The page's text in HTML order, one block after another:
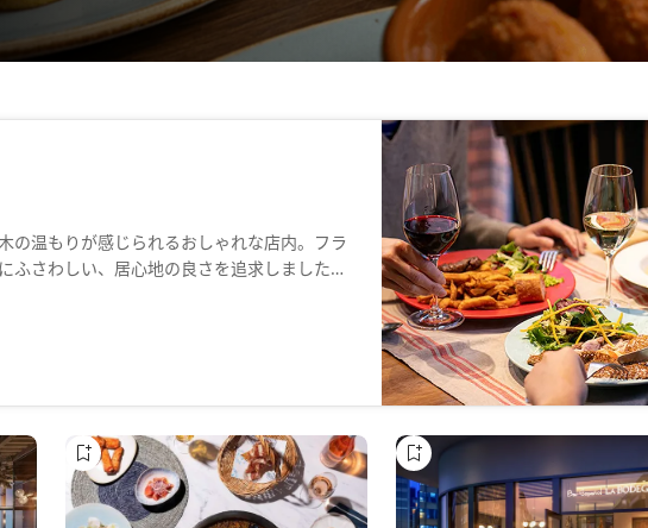
の温もりが感じられるおしゃれな店内。フラ
ふさわしい、居心地の良さを追求しました。
込み料500円にて店内で飲むことができま